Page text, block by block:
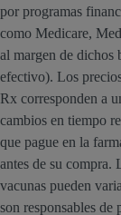
por programas
como Medicare,
al margen de dichos
efectivo). Los
Rx corresponden a
cambios en tiempo
que pague en la
antes de su compra.
vacunas pueden
son responsables de